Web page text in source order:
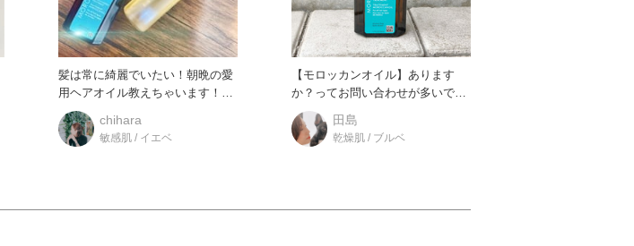
髪は常に綺麗でいたい！朝晩の愛
用ヘアオイル教えちゃいます！
【朝】NiNE マルチス
chihara
敏感肌 / イエベ
【モロッカンオイル】あります
か？ってお問い合わせが多いで
す！ お値段高いですけど、売れ続
田島
乾燥肌 / ブルベ